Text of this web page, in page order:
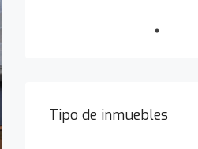
Tipo de inmuebles